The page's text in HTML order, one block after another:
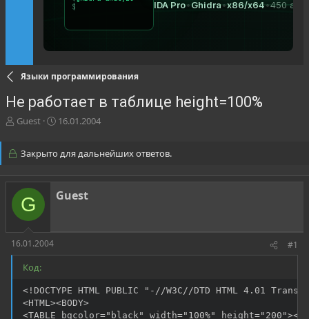
Языки программирования
Не работает в таблице height=100%
А
о
т
е
м
ы
Guest
Д
а
а
ч
а
16.01.2004
Закрыто для дальнейших ответов.
G Guest
16.01.2004 #1
Код:
<!DOCTYPE HTML PUBLIC "-//W3C//DTD HTML 4.01
<HTML><BODY>
<TABLE bgcolor="black" width="100%"